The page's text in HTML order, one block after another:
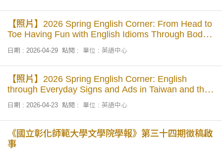
【照片】2026 Spring English Corner: From Head to
Toe Having Fun with English Idioms Through Body
日期 : 2026-04-29 點閱 : 單位 : 英語中心
【照片】2026 Spring English Corner: English
through Everyday Signs and Ads in Taiwan and the
USA (by Dr. Jun-min Kuo)
日期 : 2026-04-23 點閱 : 單位 : 英語中心
《國立彰化師範大學文學院學報》第三十四期徵稿啟
事